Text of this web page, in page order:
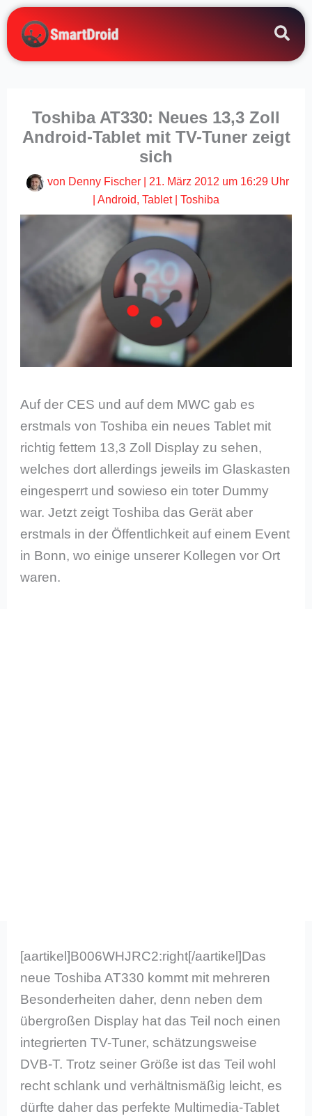
Zum
Inhalt
springen
Toshiba AT330: Neues 13,3 Zoll
Android-Tablet mit TV-Tuner zeigt
sich
von Denny Fischer
21. März 2012 um 16:29 Uhr
Android, Tablet| Toshiba
Auf der CES und auf dem MWC gab es
erstmals von Toshiba ein neues Tablet mit
richtig fettem 13,3 Zoll Display zu sehen,
welches dort allerdings jeweils im Glaskasten
eingesperrt und sowieso ein toter Dummy
war. Jetzt zeigt Toshiba das Gerät aber
erstmals in der Öffentlichkeit auf einem Event
in Bonn, wo einige unserer Kollegen vor Ort
waren.
[aartikel]B006WHJRC2:right[/aartikel]Das
neue Toshiba AT330 kommt mit mehreren
Besonderheiten daher, denn neben dem
übergroßen Display hat das Teil noch einen
integrierten TV-Tuner, schätzungsweise
DVB-T. Trotz seiner Größe ist das Teil wohl
recht schlank und verhältnismäßig leicht, es
dürfte daher das perfekte Multimedia-Tablet